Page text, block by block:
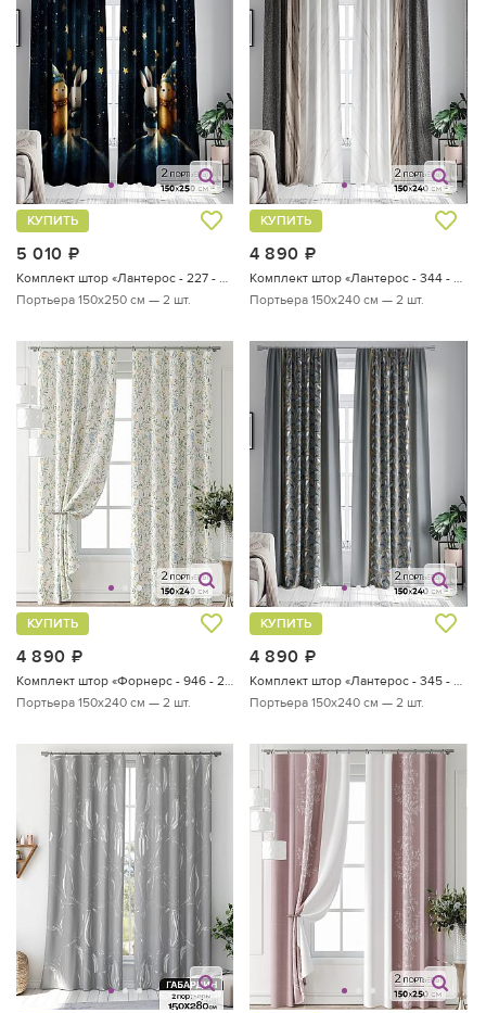
5 010
КУПИТЬ
Комплект штор «Лантерос - 227 - 250 см»
Портьера 150х250 см — 2 шт.
4 890
КУПИТЬ
Комплект штор «Лантерос - 344 - 240 см»
Портьера 150х240 см — 2 шт.
4 890
КУПИТЬ
Комплект штор «Форнерс - 946 - 240 см»
Портьера 150х240 см — 2 шт.
4 890
КУПИТЬ
Комплект штор «Лантерос - 345 - 240 см»
Портьера 150х240 см — 2 шт.